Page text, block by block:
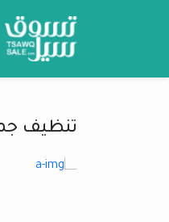
تنظيف